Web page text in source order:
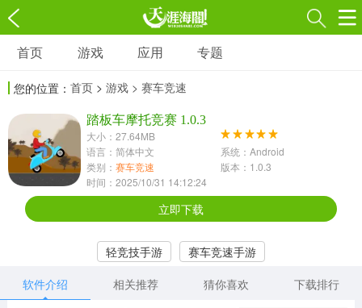
游戏
3697款应用
1597款应用
休闲益智
13387款应用
2196款应用
418款应用
音乐舞蹈
首页 游戏 应用 专题
您的位置： 首页 > 游戏 > 赛车竞速
踏板车摩托竞赛 1.0.3
大小：27.64MB
语言：简体中文
系统：Android
类别： 赛车竞速
版本：1.0.3
时间：2025/10/31 14:12:24
立即下载
轻竞技手游
赛车竞速手游
软件介绍
相关推荐 猜你喜欢 下载排行